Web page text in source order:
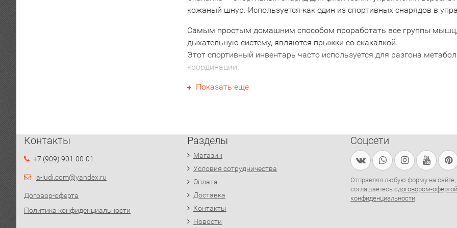
кожаный шнур. Используется как один из спортивных снарядов в
Самым простым домашним способом проработать все группы мышц,
дыхательную систему, являются прыжки со скакалкой.
Этот спортивный инвентарь часто используется для разгона
координации.
Польза прыжков со скакалкой
Приятным бонусом, наряду с укреплением мышечного корсета,
тренировки организм тратит около 116 килокалорий. Для сравнения
понадобится более 1,5 часа быстрой ходьбы или бега на дистанцию
Также неоспоримым преимуществом подобных упражнений
стимуляция кровообращения, нейтрализация проявлений
круговую тренировку, позволяющую гармонично объединить
приобретению красивых очертаний тела
Показать еще
Контакты
+7 (909) 901-00-01
a-ludi.com@yandex.ru
Договор-оферта
Политика конфиденциальности
Разделы
Магазин
Условия сотрудничества
Оплата
Доставка
Контакты
Новости
Соцсети
Отправляя любую форму на
соглашаетесь сдоговором-офертой
конфиденциальности.